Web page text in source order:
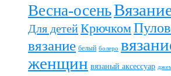
Весна-осень
Для детейКрючком
вязание белый болеро
женщин вязаный аксессуар